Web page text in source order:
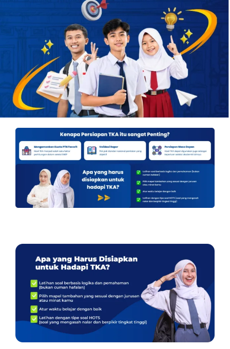
OUR PROGRAM
REGISTRATION
CONTACT US